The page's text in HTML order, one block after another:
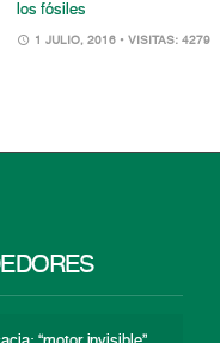
los fósiles
1 JULIO, 2016 • VISITAS: 4279